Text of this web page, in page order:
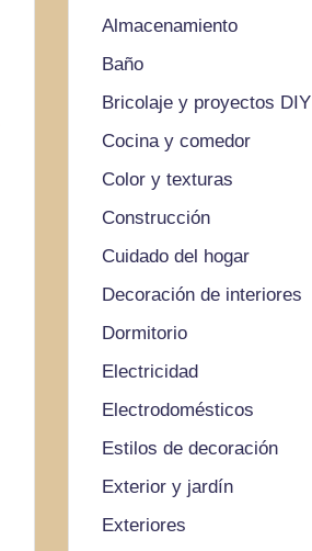
Almacenamiento
Baño
Bricolaje y proyectos DIY
Cocina y comedor
Color y texturas
Construcción
Cuidado del hogar
Decoración de interiores
Dormitorio
Electricidad
Electrodomésticos
Estilos de decoración
Exterior y jardín
Exteriores